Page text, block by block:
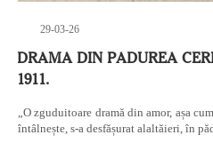
29-03-26
DRAMA DIN PADUREA
1911.
„O zguduitoare dramă din amor, așa
întâlnește, s-a desfășurat alaltăieri, în